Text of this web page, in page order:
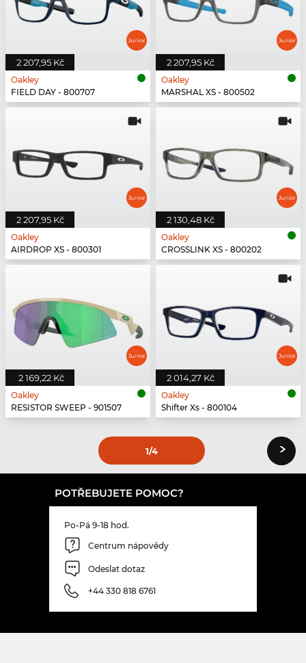
2 207,95 Kč
Oakley
FIELD DAY - 800707
2 207,95 Kč
Oakley
MARSHAL XS - 800502
2 207,95 Kč
Oakley
AIRDROP XS - 800301
2 130,48 Kč
Oakley
CROSSLINK XS - 800202
2 169,22 Kč
Oakley
RESISTOR SWEEP - 901507
2 014,27 Kč
Oakley
Shifter Xs - 800104
1/4 ›
POTŘEBUJETE POMOC?
Po-Pá 9-18 hod.
Centrum nápovědy
Odeslat dotaz
+44 330 818 6761